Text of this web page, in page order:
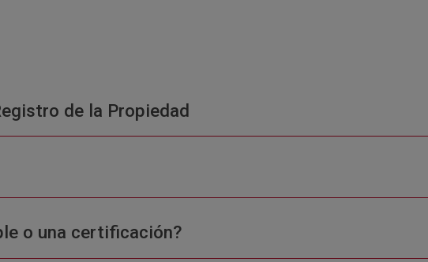
de la Propiedad
o una certificación?